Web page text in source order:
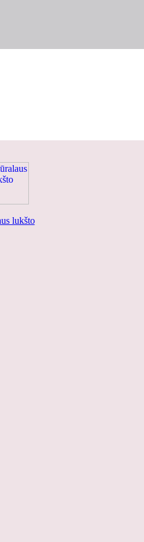
lukšto